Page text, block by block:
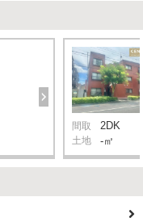
間取 2DK
土地 -㎡